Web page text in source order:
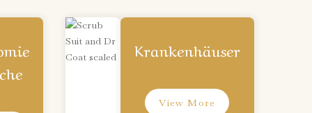
Krankenhäuser
View More